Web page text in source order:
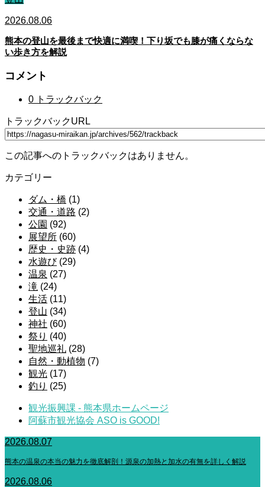
2026.08.06
熊本の登山を最後まで快適に満喫！下り坂でも膝が痛くならな
い歩き方を解説
コメント
0 トラックバック
トラックバックURL
この記事へのトラックバックはありません。
カテゴリー
ダム・橋 (1)
交通・道路 (2)
公園 (92)
展望所 (60)
歴史・史跡 (4)
水遊び(29)
温泉 (27)
滝 (24)
生活 (11)
登山 (34)
神社 (60)
祭り (40)
聖地巡礼 (28)
自然・動植物 (7)
観光 (17)
釣り (25)
観光振興課 - 熊本県ホームページ
阿蘇市観光協会 ASO is GOOD!
2026.08.07
熊本の温泉の本当の魅力を徹底解剖！源泉の加熱と加水の有無を詳しく解説
2026.08.06